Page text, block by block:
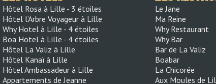
Hôtel Rosa à Lille - 3 étoiles
Hôtel l’Arbre Voyageur à Lille
Why Hotel à Lille - 4 étoiles
Boa Hotel à Lille - 4 étoiles
Hôtel La Valiz à Lille
Hôtel Kanaï à Lille
Hôtel Ambassadeur à Lille
Appartements de Jeanne
Le Jane
Ma Reine
Why Restaurant
Why Bar
Bar de La Valiz
Boabar
La Chicorée
Aux Moules de